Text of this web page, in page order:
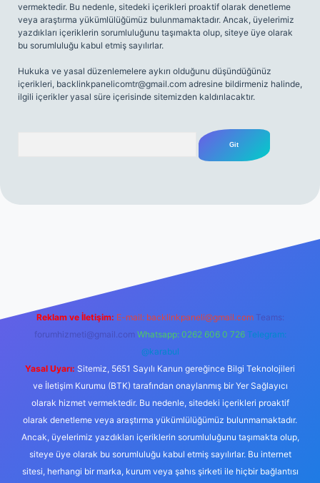
vermektedir. Bu nedenle, sitedeki içerikleri proaktif olarak denetleme
veya araştırma yükümlülüğümüz bulunmamaktadır. Ancak, üyelerimiz
yazdıkları içeriklerin sorumluluğunu taşımakta olup, siteye üye olarak
bu sorumluluğu kabul etmiş sayılırlar.
Hukuka ve yasal düzenlemelere aykırı olduğunu düşündüğünüz
içerikleri, backlinkpanelicomtr@gmail.com adresine bildirmeniz halinde,
ilgili içerikler yasal süre içerisinde sitemizden kaldırılacaktır.
Reklam ve İletişim: E-mail: backlinkpaneli@gmail.com Teams:
forumhizmeti@gmail.com Whatsapp: 0262 606 0 726 Telegram:
@karabul
Yasal Uyarı: Sitemiz, 5651 Sayılı Kanun gereğince Bilgi Teknolojileri
ve İletişim Kurumu (BTK) tarafından onaylanmış bir Yer Sağlayıcı
olarak hizmet vermektedir. Bu nedenle, sitedeki içerikleri proaktif
olarak denetleme veya araştırma yükümlülüğümüz bulunmamaktadır.
Ancak, üyelerimiz yazdıkları içeriklerin sorumluluğunu taşımakta olup,
siteye üye olarak bu sorumluluğu kabul etmiş sayılırlar. Bu internet
sitesi, herhangi bir marka, kurum veya şahıs şirketi ile hiçbir bağlantısı